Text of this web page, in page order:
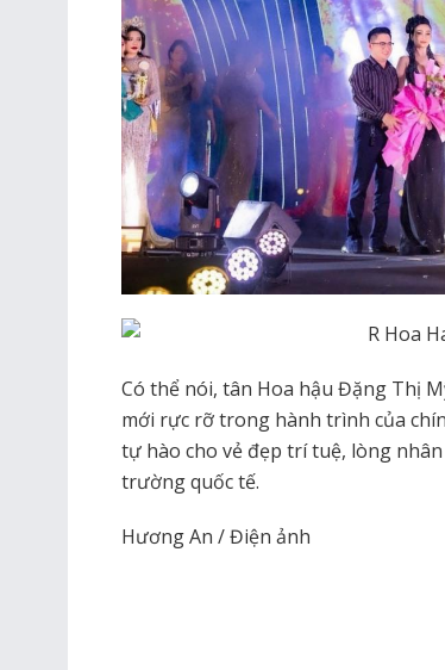
Có thể nói, tân Hoa hậu Đặng Thị
mới rực rỡ trong hành trình của
tự hào cho vẻ đẹp trí tuệ, lòng
trường quốc tế.
Hương An / Điện ảnh